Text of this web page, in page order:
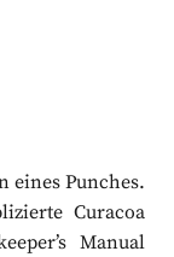
eines Punches.
Curacoa
Manual